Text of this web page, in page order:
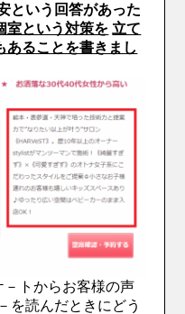
という回答があった
室という対策を 立て
あることを書きまし
トからお客様の声
を読んだときにどう